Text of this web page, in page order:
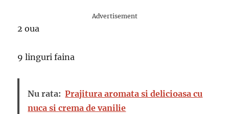
Advertisement
2 oua
9 linguri faina
Nu rata: Prajitura aromata si delicioasa cu
nuca si crema de vanilie